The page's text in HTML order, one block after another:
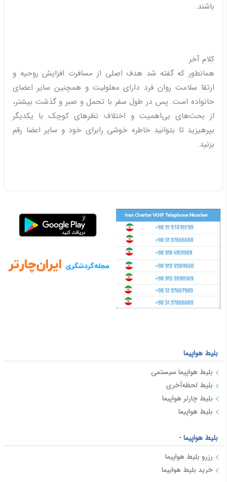
باشند.
کلام آخر
همانطور که گفته شد هدف اصلی از مسافرت افزایش روحیه و
ارتقا سلامت روان فرد دارای معلولیت و همچنین سایر اعضای
خانواده است. پس در طول سفر با تحمل و صبر و گذشت بیشتر،
از بحث‌های بی‌اهمیت و اختلاف نظرهای کوچک با یکدیگر
بپرهیزید تا بتوانید خاطره خوشی رابرای خود و سایر اعضا رقم
بزنید.
بلیط هواپیما
بلیط هواپیما سیستمی
بلیط لحظه‌آخری
بلیط چارتر هواپیما
بلیط هواپیما
بلیط هواپیما -
رزرو بلیط هواپیما
خرید بلیط هواپیما